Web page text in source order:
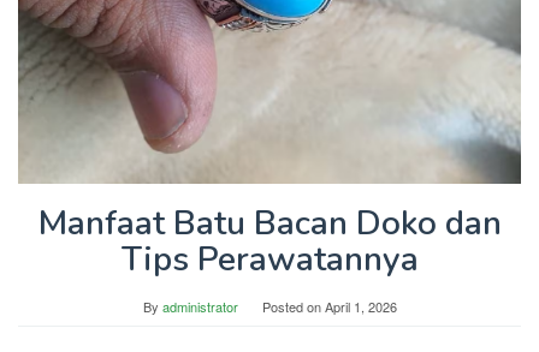
Manfaat Batu Bacan Doko dan
Tips Perawatannya
By administrator Posted onApril 1, 2026